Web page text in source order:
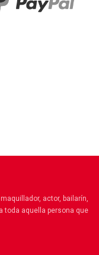
actor, bailarín,
toda aquella persona que